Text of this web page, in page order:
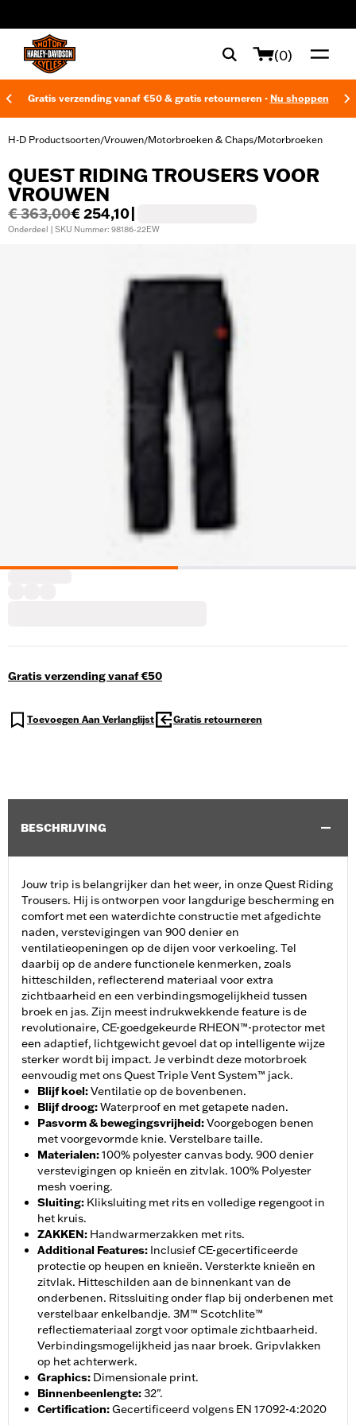
(0)
Gratis verzending vanaf €50 & gratis retourneren - Nu shoppen
H-D Productsoorten/Vrouwen/Motorbroeken & Chaps/Motorbroeken
QUEST RIDING TROUSERS VOOR
VROUWEN
€ 363,00€ 254,10
Onderdeel | SKU Nummer: 98186-22EW
Gratis verzending vanaf €50
Toevoegen Aan Verlanglijst Gratis retourneren
BESCHRIJVING
Jouw trip is belangrijker dan het weer, in onze Quest Riding
Trousers. Hij is ontworpen voor langdurige bescherming en
comfort met een waterdichte constructie met afgedichte
naden, verstevigingen van 900 denier en
ventilatieopeningen op de dijen voor verkoeling. Tel
daarbij op de andere functionele kenmerken, zoals
hitteschilden, reflecterend materiaal voor extra
zichtbaarheid en een verbindingsmogelijkheid tussen
broek en jas. Zijn meest indrukwekkende feature is de
revolutionaire, CE-goedgekeurde RHEON™-protector met
een adaptief, lichtgewicht gevoel dat op intelligente wijze
sterker wordt bij impact. Je verbindt deze motorbroek
eenvoudig met ons Quest Triple Vent System™ jack.
Blijf koel:Ventilatie op de bovenbenen.
Blijf droog:Waterproof en met getapete naden.
Pasvorm & bewegingsvrijheid:Voorgebogen benen
met voorgevormde knie. Verstelbare taille.
Materialen:100% polyester canvas body. 900 denier
verstevigingen op knieën en zitvlak. 100% Polyester
mesh voering.
Sluiting: Kliksluiting met rits en volledige regengoot in
het kruis.
ZAKKEN: Handwarmerzakken met rits.
Additional Features: Inclusief CE-gecertificeerde
protectie op heupen en knieën. Versterkte knieën en
zitvlak. Hitteschilden aan de binnenkant van de
onderbenen. Ritssluiting onder flap bij onderbenen met
verstelbaar enkelbandje. 3M™ Scotchlite™
reflectiemateriaal zorgt voor optimale zichtbaarheid.
Verbindingsmogelijkheid jas naar broek. Gripvlakken
op het achterwerk.
Graphics: Dimensionale print.
Binnenbeenlengte:32".
Certification:Gecertificeerd volgens EN 17092-4:2020